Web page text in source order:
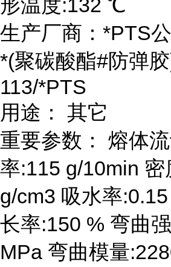
生产厂商：*PTS
*(聚碳酸酯#防弹
113/*PTS
用途： 其它
重要参数： 熔体
率:115 g/10min 密
g/cm3 吸水率
长率:150 % 弯曲
MPa 弯曲模量